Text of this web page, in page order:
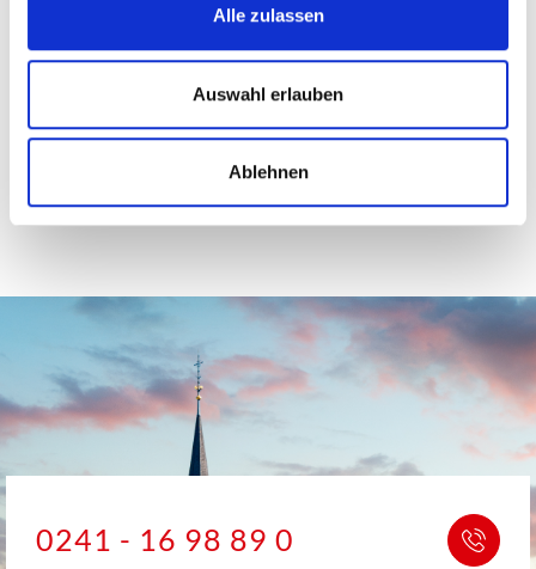
Alle zulassen
Auswahl erlauben
Ablehnen
0241 - 16 98 89 0